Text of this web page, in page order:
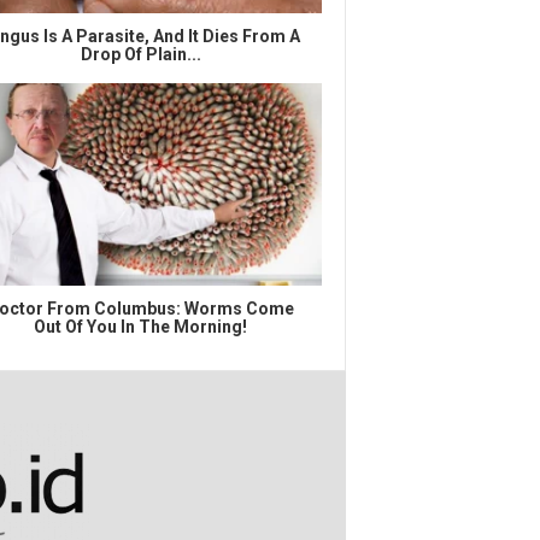
Is A Parasite, And It Dies From A
Drop Of Plain...
From Columbus: Worms Come
Out Of You In The Morning!